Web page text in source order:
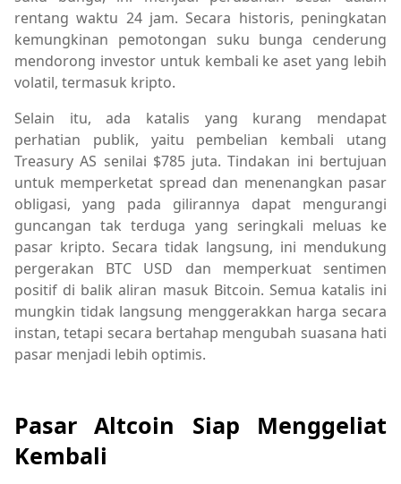
rentang waktu 24 jam. Secara historis, peningkatan
kemungkinan pemotongan suku bunga cenderung
mendorong investor untuk kembali ke aset yang lebih
volatil, termasuk kripto.
Selain itu, ada katalis yang kurang mendapat
perhatian publik, yaitu pembelian kembali utang
Treasury AS senilai $785 juta. Tindakan ini bertujuan
untuk memperketat spread dan menenangkan pasar
obligasi, yang pada gilirannya dapat mengurangi
guncangan tak terduga yang seringkali meluas ke
pasar kripto. Secara tidak langsung, ini mendukung
pergerakan BTC USD dan memperkuat sentimen
positif di balik aliran masuk Bitcoin. Semua katalis ini
mungkin tidak langsung menggerakkan harga secara
instan, tetapi secara bertahap mengubah suasana hati
pasar menjadi lebih optimis.
Pasar Altcoin Siap Menggeliat
Kembali